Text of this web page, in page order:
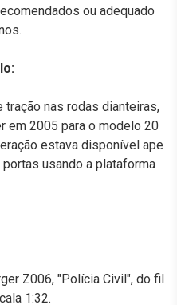
ou adequado
nas rodas dianteiras,
em 2005 para o modelo 20
estava disponível ape
usando a plataforma
Z006, "Polícia Civil", do fil
1:32.